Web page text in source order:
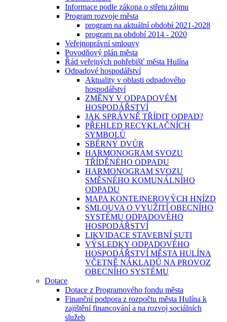
Informace podle zákona o střetu zájmu
Program rozvoje města
program na aktuální období 2021-2028
program na období 2014 - 2020
Veřejnoprávní smlouvy
Povodňový plán města
Řád veřejných pohřebišť města Hulína
Odpadové hospodářství
Aktuality v oblasti odpadového
hospodářství
ZMĚNY V ODPADOVÉM
HOSPODÁŘSTVÍ
JAK SPRÁVNĚ TŘÍDIT ODPAD?
PŘEHLED RECYKLAČNÍCH
SYMBOLŮ
SBĚRNÝ DVŮR
HARMONOGRAM SVOZU
TŘÍDĚNÉHO ODPADU
HARMONOGRAM SVOZU
SMĚSNÉHO KOMUNÁLNÍHO
ODPADU
MAPA KONTEJNEROVÝCH HNÍZD
SMLOUVA O VYUŽITÍ OBECNÍHO
SYSTÉMU ODPADOVÉHO
HOSPODÁŘSTVÍ
LIKVIDACE STAVEBNÍ SUTI
VÝSLEDKY ODPADOVÉHO
HOSPODÁŘSTVÍ MĚSTA HULÍNA
VČETNĚ NÁKLADŮ NA PROVOZ
OBECNÍHO SYSTÉMU
Dotace
Dotace z Programového fondu města
Finanční podpora z rozpočtu města Hulína k
zajištění financování a na rozvoj sociálních
služeb